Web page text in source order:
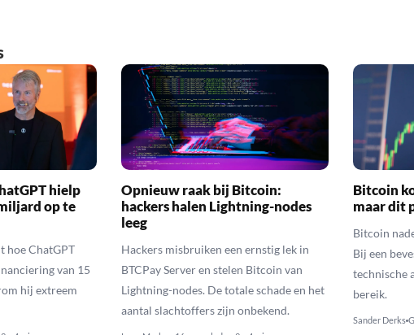
hielp
op te
hoe ChatGPT
van 15
hij extreem
Opnieuw raak bij Bitcoin:
hackers halen Lightning-nodes
leeg
Hackers misbruiken een ernstig lek in
BTCPay Server en stelen Bitcoin van
Lightning-nodes. De totale schade en het
aantal slachtoffers zijn onbekend.
Bitcoin
maar dit
Bitcoin
Bij een
technische
bereik.
Sander Derks